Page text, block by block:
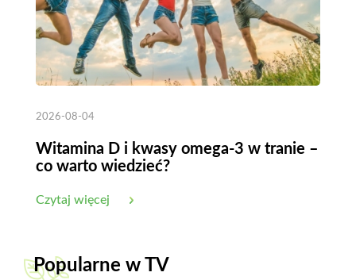
2026-08-04
Witamina D i kwasy omega-3 w tranie –
co warto wiedzieć?
Czytaj więcej
Popularne w TV